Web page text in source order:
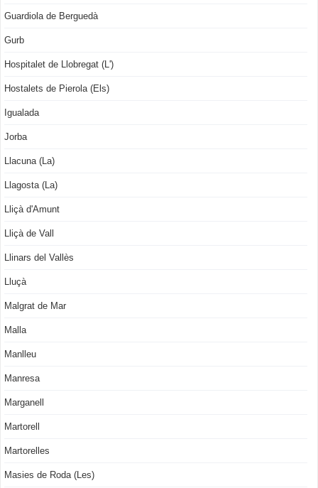
Guardiola de Berguedà
Gurb
Hospitalet de Llobregat (L')
Hostalets de Pierola (Els)
Igualada
Jorba
Llacuna (La)
Llagosta (La)
Lliçà d'Amunt
Lliçà de Vall
Llinars del Vallès
Lluçà
Malgrat de Mar
Malla
Manlleu
Manresa
Marganell
Martorell
Martorelles
Masies de Roda (Les)